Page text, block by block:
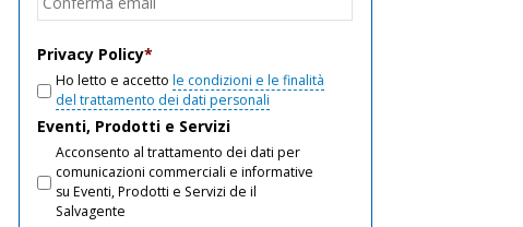
Privacy Policy*
Ho letto e accetto le condizioni e le finalità
del trattamento dei dati personali
Eventi, Prodotti e Servizi
Acconsento al trattamento dei dati per
comunicazioni commerciali e informative
su Eventi, Prodotti e Servizi de il
Salvagente